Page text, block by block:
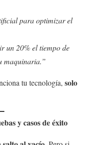
para optimizar el
un 20% el tiempo de
maquinaria.”
tu tecnología, solo
y casos de éxito